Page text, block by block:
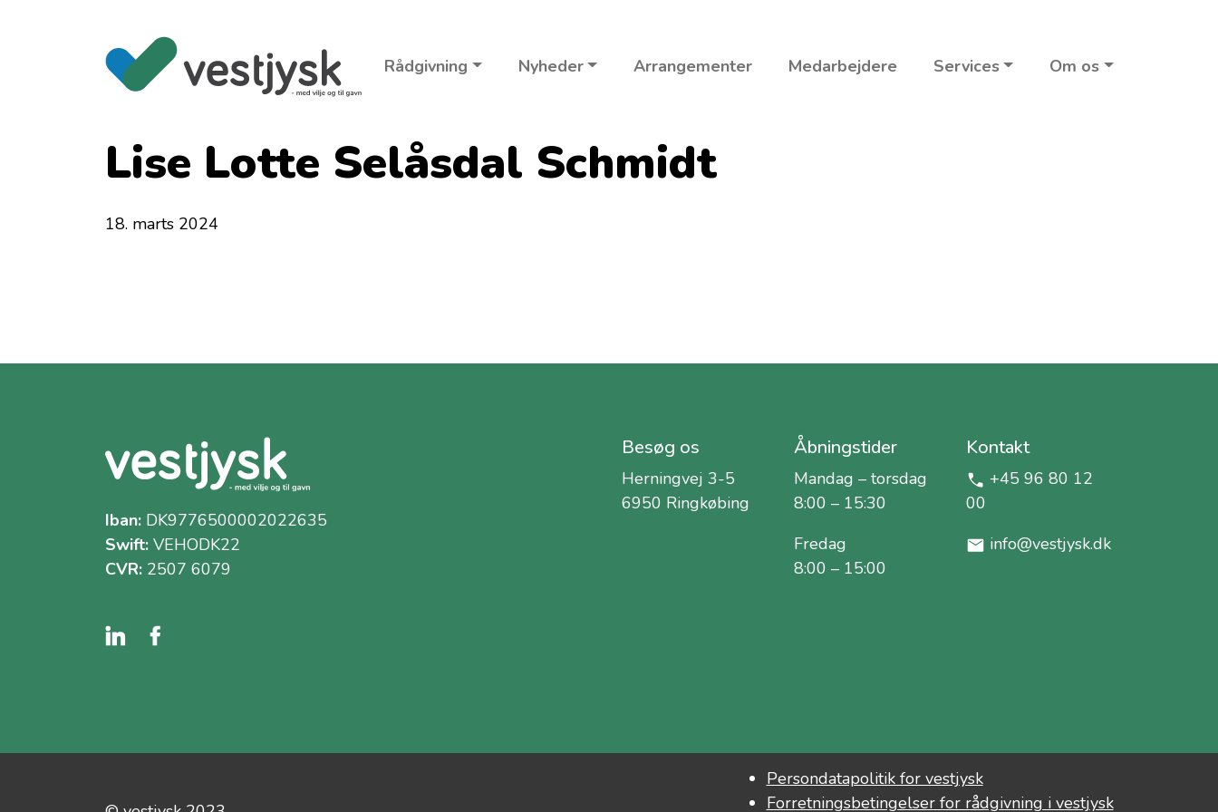
Rådgivning Nyheder Arrangementer Medarbejdere Services Om os
Lise Lotte Selåsdal Schmidt
18. marts 2024
Iban:DK9776500002022635
Swift:VEHODK22
CVR:2507 6079
Besøg os
Herningvej 3-5
6950 Ringkøbing
Åbningstider
Mandag – torsdag
8:00 – 15:30
Fredag
8:00 – 15:00
Kontakt
+45 96 80 12
00
info@vestjysk.dk
Persondatapolitik for vestjysk
Forretningsbetingelser for rådgivning i vestjysk